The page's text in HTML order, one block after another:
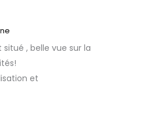
, belle vue sur la
et